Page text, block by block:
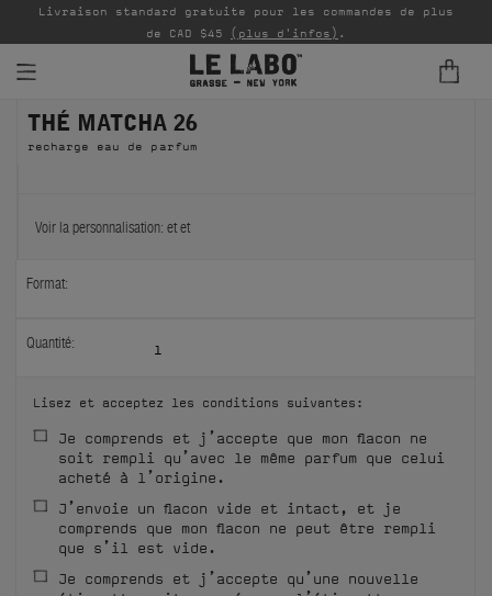
PARFUMS
INTÉRIEUR
BODY — HAIR — FACE
ÉCHANTILLONS
À PROPOS
Livraison standard gratuite pour les commandes de plus
de CAD $45 (plus d'infos) .
THÉ MATCHA 26
recharge eau de parfum
Voir la personnalisation: etet
Format:
Quantité: 1
Lisez et acceptez les conditions suivantes:
Je comprends et j’accepte que mon flacon ne
soit rempli qu’avec le même parfum que celui
acheté à l’origine.
J’envoie un flacon vide et intact, et je
comprends que mon flacon ne peut être rempli
que s’il est vide.
Je comprends et j’accepte qu’une nouvelle